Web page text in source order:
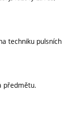
techniku pulsních
předmětu.